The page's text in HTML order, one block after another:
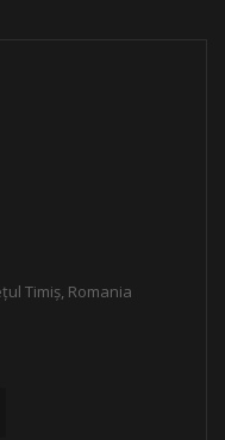
Timiș, Romania